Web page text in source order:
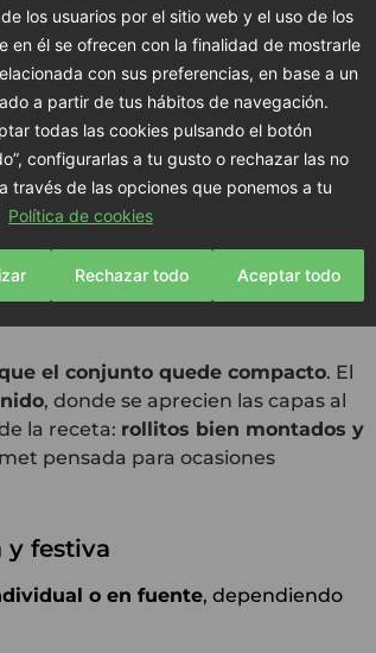
los usuarios por el sitio web y el uso de los
en él se ofrecen con la finalidad de mostrarle
con sus preferencias, en base a un
a partir de tus hábitos de navegación.
todas las cookies pulsando el botón
configurarlas a tu gusto o rechazar las no
través de las opciones que ponemos a tu
Política de cookies
Rechazar todo Aceptar todo
trufado
el montaje de los rollitos de pavo
boletus ElPozo 1954 Premium
con cuidado y dóblalas ligeramente
crema de castañas
, repartida de
el relleno para que el rollito
el conjunto quede compacto. El
, donde se aprecien las capas al
la receta: rollitos bien montados y
pensada para ocasiones
y festiva
o en fuente, dependiendo